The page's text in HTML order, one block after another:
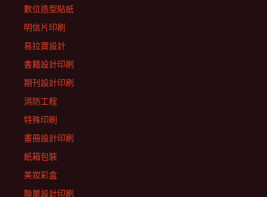
數位造型貼紙
明信片印刷
易拉寶設計
書籍設計印刷
期刊設計印刷
消防工程
特殊印刷
畫冊設計印刷
紙箱包裝
美妝彩盒
聯單設計印刷